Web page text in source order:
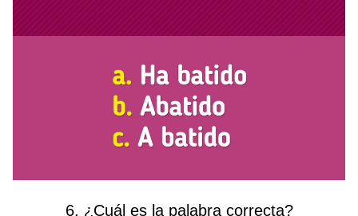
6. ¿Cuál es la palabra correcta?